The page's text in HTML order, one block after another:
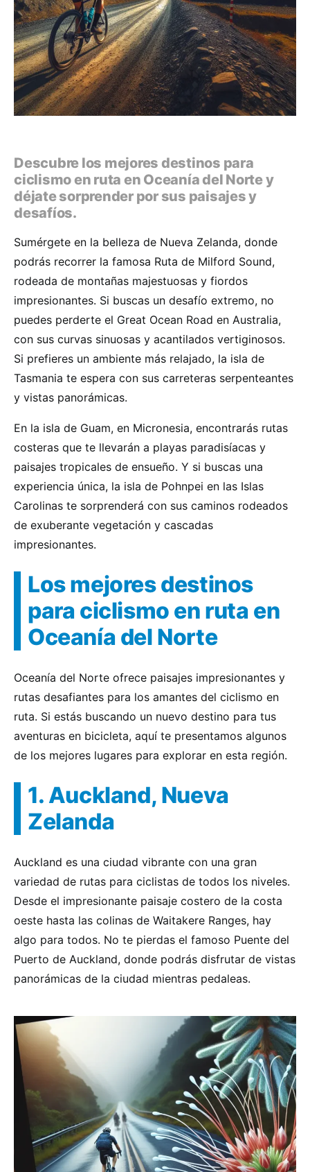
Descubre los mejores destinos para
ciclismo en ruta en Oceanía del Norte y
déjate sorprender por sus paisajes y
desafíos.
Sumérgete en la belleza de Nueva Zelanda, donde
podrás recorrer la famosa Ruta de Milford Sound,
rodeada de montañas majestuosas y fiordos
impresionantes. Si buscas un desafío extremo, no
puedes perderte el Great Ocean Road en Australia,
con sus curvas sinuosas y acantilados vertiginosos.
Si prefieres un ambiente más relajado, la isla de
Tasmania te espera con sus carreteras serpenteantes
y vistas panorámicas.
En la isla de Guam, en Micronesia, encontrarás rutas
costeras que te llevarán a playas paradisíacas y
paisajes tropicales de ensueño. Y si buscas una
experiencia única, la isla de Pohnpei en las Islas
Carolinas te sorprenderá con sus caminos rodeados
de exuberante vegetación y cascadas
impresionantes.
Los mejores destinos
para ciclismo en ruta en
Oceanía del Norte
Oceanía del Norte ofrece paisajes impresionantes y
rutas desafiantes para los amantes del ciclismo en
ruta. Si estás buscando un nuevo destino para tus
aventuras en bicicleta, aquí te presentamos algunos
de los mejores lugares para explorar en esta región.
1. Auckland, Nueva
Zelanda
Auckland es una ciudad vibrante con una gran
variedad de rutas para ciclistas de todos los niveles.
Desde el impresionante paisaje costero de la costa
oeste hasta las colinas de Waitakere Ranges, hay
algo para todos. No te pierdas el famoso Puente del
Puerto de Auckland, donde podrás disfrutar de vistas
panorámicas de la ciudad mientras pedaleas.